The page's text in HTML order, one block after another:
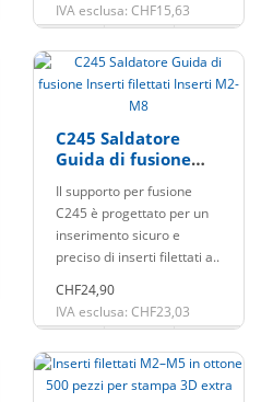
IVA esclusa: CHF15,63
C245 Saldatore
Guida di fusione
Inserti M2-M8
Il supporto per fusione
C245 è progettato per un
inserimento sicuro e
preciso di inserti filettati a..
CHF24,90
IVA esclusa: CHF23,03